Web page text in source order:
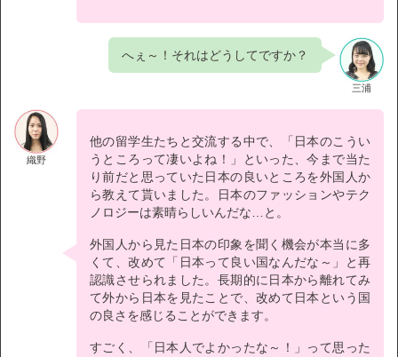
三浦
へぇ～！それはどうしてですか？
織野
他の留学生たちと交流する中で、「日本のこうい
うところって凄いよね！」といった、今まで当た
り前だと思っていた日本の良いところを外国人か
ら教えて貰いました。日本のファッションやテク
ノロジーは素晴らしいんだな…と。
外国人から見た日本の印象を聞く機会が本当に多
くて、改めて「日本って良い国なんだな～」と再
認識させられました。長期的に日本から離れてみ
て外から日本を見たことで、改めて日本という国
の良さを感じることができます。
すごく、「日本人でよかったな～！」って思った